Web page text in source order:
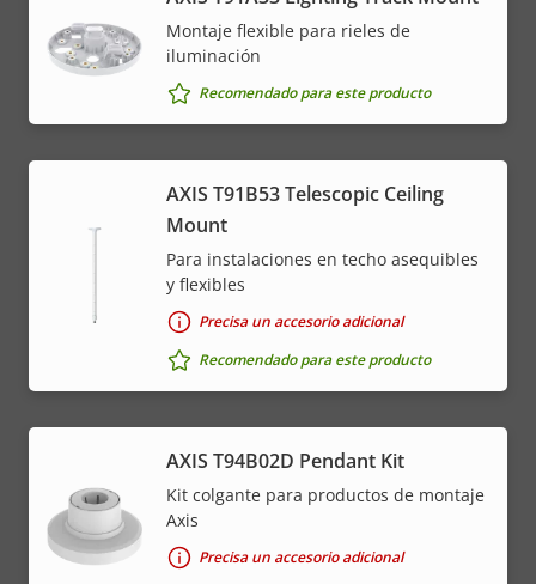
Montaje flexible para rieles de
iluminación
Recomendado para este producto
AXIS T91B53 Telescopic Ceiling
Mount
Para instalaciones en techo asequibles
y flexibles
Precisa un accesorio adicional
Recomendado para este producto
AXIS T94B02D Pendant Kit
Kit colgante para productos de montaje
Axis
Precisa un accesorio adicional